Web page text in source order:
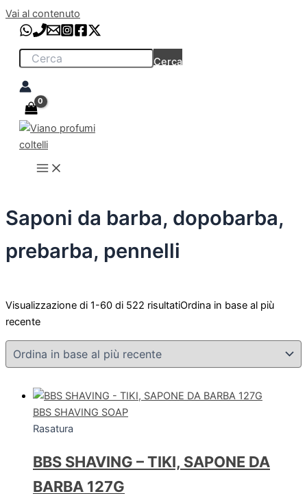
Vai al contenuto
Cerca
Saponi da barba, dopobarba,
prebarba, pennelli
Visualizzazione di 1-60 di 522 risultatiOrdina in base al più
recente
BBS SHAVING SOAP
Rasatura
BBS SHAVING – TIKI, SAPONE DA
BARBA 127G